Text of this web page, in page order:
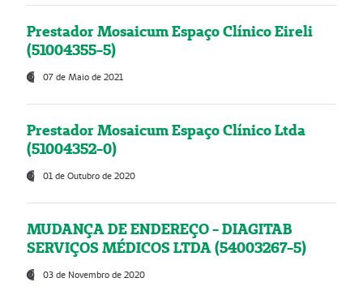
Prestador Mosaicum Espaço Clínico Eireli
(51004355-5)
07 de Maio de 2021
Prestador Mosaicum Espaço Clínico Ltda
(51004352-0)
01 de Outubro de 2020
MUDANÇA DE ENDEREÇO - DIAGITAB
SERVIÇOS MÉDICOS LTDA (54003267-5)
03 de Novembro de 2020